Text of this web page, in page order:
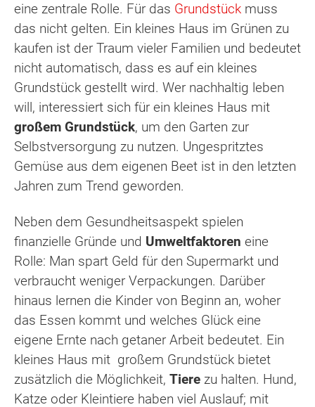
eine zentrale Rolle. Für das Grundstück muss
das nicht gelten. Ein kleines Haus im Grünen zu
kaufen ist der Traum vieler Familien und bedeutet
nicht automatisch, dass es auf ein kleines
Grundstück gestellt wird. Wer nachhaltig leben
will, interessiert sich für ein kleines Haus mit
großem Grundstück, um den Garten zur
Selbstversorgung zu nutzen. Ungespritztes
Gemüse aus dem eigenen Beet ist in den letzten
Jahren zum Trend geworden.
Neben dem Gesundheitsaspekt spielen
finanzielle Gründe und Umweltfaktoren eine
Rolle: Man spart Geld für den Supermarkt und
verbraucht weniger Verpackungen. Darüber
hinaus lernen die Kinder von Beginn an, woher
das Essen kommt und welches Glück eine
eigene Ernte nach getaner Arbeit bedeutet. Ein
kleines Haus mit großem Grundstück bietet
zusätzlich die Möglichkeit, Tiere zu halten. Hund,
Katze oder Kleintiere haben viel Auslauf; mit